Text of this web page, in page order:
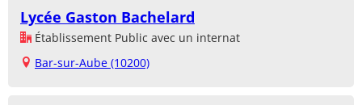
Lycée Gaston Bachelard
Établissement Public avec un internat
Bar-sur-Aube (10200)